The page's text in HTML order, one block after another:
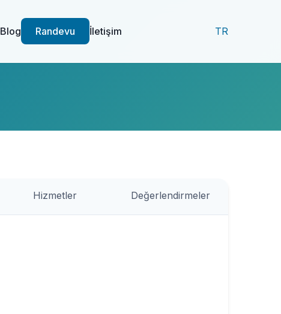
Blog Randevu İletişim TR
Hizmetler Değerlendirmeler